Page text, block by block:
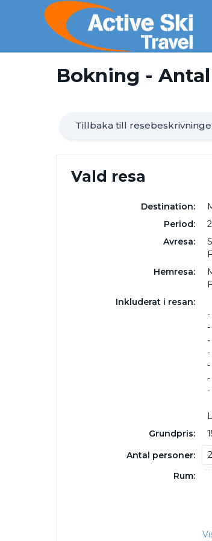
Bokning -
Tillbaka till
Vald resa
Destination:
Period:
Avresa:
Hemresa:
Inkluderat i resan:
-
-
-
-
-
Grundpris:
Antal personer:
Rum: